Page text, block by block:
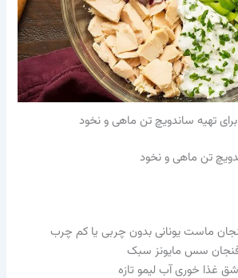
برای تهیه ساندویچ تن ماهی و نخود
تن ماهی و نخود
ماست یونانی بدون چربی یا کم چرب
سس مایونز سبک
غذا خوری آب لیمو تازه